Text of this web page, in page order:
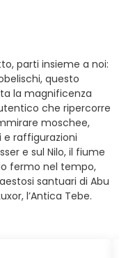
parti insieme a noi:
questo
la magnificenza
che ripercorre
moschee,
e raffigurazioni
e sul Nilo, il fiume
fermo nel tempo,
santuari di Abu
l’Antica Tebe.